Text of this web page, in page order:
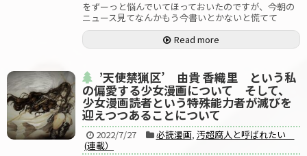
をずーっと悩んでいてほっておいたのですが、今朝の
ニュース見てなんかもう今書いとかないと慌てて
Read more
’天使禁猟区’ 由貴 香織里 という私
の偏愛する少女漫画について そして、
少女漫画読者という特殊能力者が滅びを
迎えつつあることについて
2022/7/27 必読漫画, 汚超腐人と呼ばれたい
(連載）